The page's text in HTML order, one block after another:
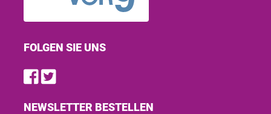
FOLGEN SIE UNS
Find us on Facebook
Follow us on Twitter
NEWSLETTER BESTELLEN